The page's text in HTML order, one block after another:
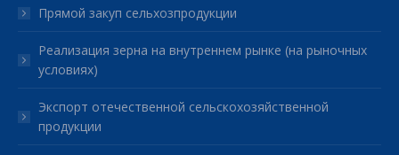
Прямой закуп сельхозпродукции
Реализация зерна на внутреннем рынке (на рыночных
условиях)
Экспорт отечественной сельскохозяйственной
продукции